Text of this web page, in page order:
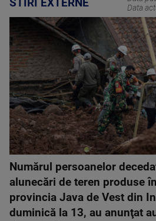
STIRI EXTERNE
Data
Numărul persoanelor
alunecări de teren produse
provincia Java de Vest din
duminică la 13, au anunţat